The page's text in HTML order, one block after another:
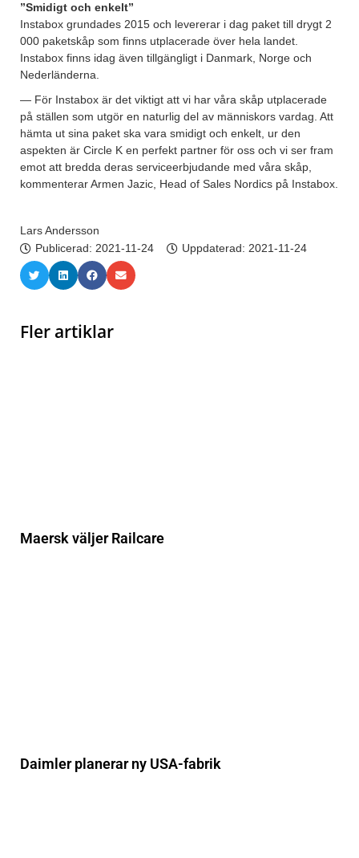
”Smidigt och enkelt”
Instabox grundades 2015 och levererar i dag paket till drygt 2
000 paketskåp som finns utplacerade över hela landet.
Instabox finns idag även tillgängligt i Danmark, Norge och
Nederländerna.
— För Instabox är det viktigt att vi har våra skåp utplacerade
på ställen som utgör en naturlig del av människors vardag. Att
hämta ut sina paket ska vara smidigt och enkelt, ur den
aspekten är Circle K en perfekt partner för oss och vi ser fram
emot att bredda deras serviceerbjudande med våra skåp,
kommenterar Armen Jazic, Head of Sales Nordics på Instabox.
Lars Andersson
Publicerad: 2021-11-24 Uppdaterad: 2021-11-24
Fler artiklar
Maersk väljer Railcare
Daimler planerar ny USA-fabrik